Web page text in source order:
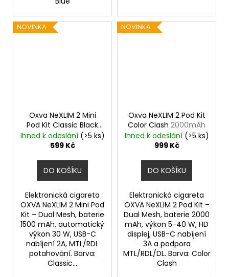
NOVINKA
Oxva NeXLIM 2 Mini
Pod Kit Classic Black
1500mAh
Ihned k odeslání (>5 ks)
599 Kč
DO KOŠÍKU
Elektronická cigareta
OXVA NeXLIM 2 Mini Pod
Kit – Dual Mesh, baterie
1500 mAh, automatický
výkon 30 W, USB-C
nabíjení 2A, MTL/RDL
potahování. Barva:
Classic...
NOVINKA
Oxva NeXLIM 2 Pod Kit
Color Clash 2000mAh
Ihned k odeslání (>5 ks)
999 Kč
DO KOŠÍKU
Elektronická cigareta
OXVA NeXLIM 2 Pod Kit –
Dual Mesh, baterie 2000
mAh, výkon 5-40 W, HD
displej, USB-C nabíjení
3A a podpora
MTL/RDL/DL. Barva: Color
Clash